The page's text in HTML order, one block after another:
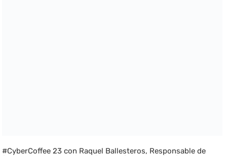
#CyberCoffee 23 con Raquel Ballesteros, Responsable de